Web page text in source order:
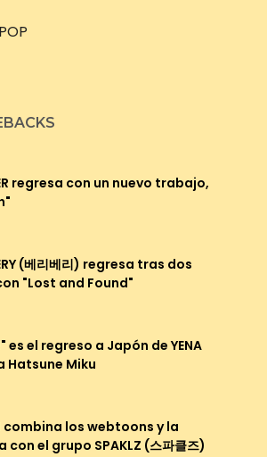
regresa con un nuevo trabajo,
(베리베리) regresa tras dos
"Lost and Found"
es el regreso a Japón de YENA
Hatsune Miku
combina los webtoons y la
con el grupo SPAKLZ (스파클즈)